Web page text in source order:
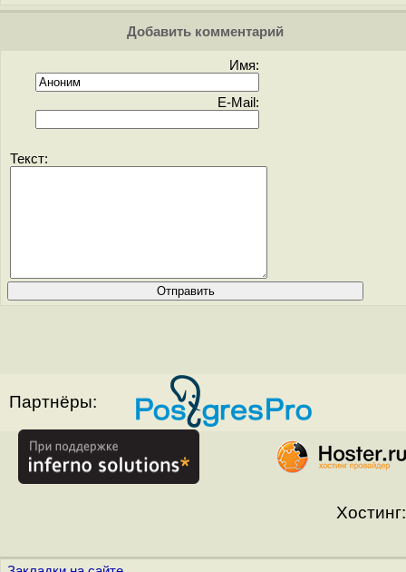
Добавить комментарий
Имя:
E-Mail:
Текст:
Партнёры:
Хостинг: